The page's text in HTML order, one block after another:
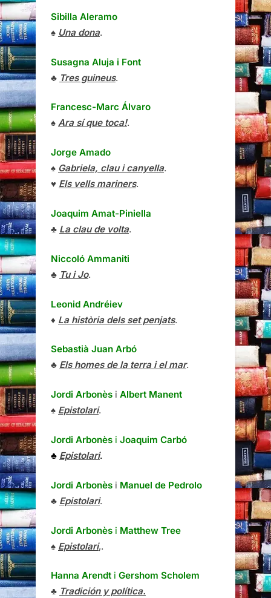
Sibilla Aleramo
♠ Una dona.
Susagna Aluja i Font
♣ Tres guineus.
Francesc-Marc Álvaro
♠ Ara sí que toca!.
Jorge Amado
♠ Gabriela, clau i canyella.
♥ Els vells mariners.
Joaquim Amat-Piniella
♣ La clau de volta.
Niccoló Ammaniti
♣ Tu i Jo.
Leonid Andréiev
♦ La història dels set penjats.
Sebastià Juan Arbó
♣ Els homes de la terra i el mar.
Jordi Arbonès i Albert Manent
♠ Epistolari.
Jordi Arbonès i Joaquim Carbó
♣ Epistolari.
Jordi Arbonès i Manuel de Pedrolo
♣ Epistolari.
Jordi Arbonès i Matthew Tree
♠ Epistolari,.
Hanna Arendt i Gershom Scholem
♣ Tradición y política.